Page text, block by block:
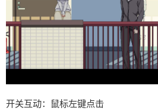
开关互动：鼠标左键点击